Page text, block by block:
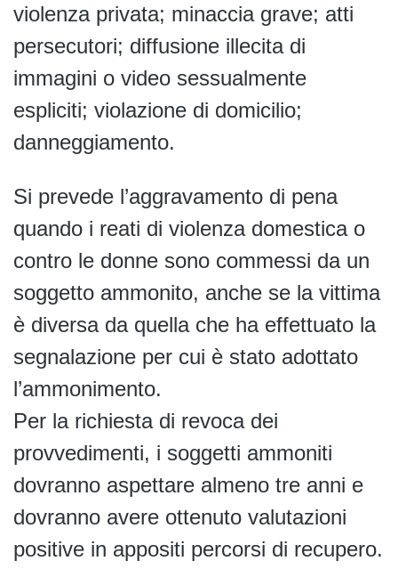
violenza privata; minaccia grave; atti
persecutori; diffusione illecita di
immagini o video sessualmente
espliciti; violazione di domicilio;
danneggiamento.
Si prevede l’aggravamento di pena
quando i reati di violenza domestica o
contro le donne sono commessi da un
soggetto ammonito, anche se la vittima
è diversa da quella che ha effettuato la
segnalazione per cui è stato adottato
l’ammonimento.
Per la richiesta di revoca dei
provvedimenti, i soggetti ammoniti
dovranno aspettare almeno tre anni e
dovranno avere ottenuto valutazioni
positive in appositi percorsi di recupero.